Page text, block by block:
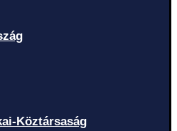
Köztársaság